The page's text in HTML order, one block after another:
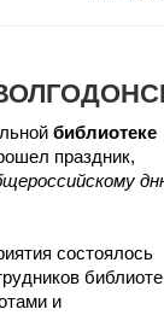
библиотеке
праздник,
состоялось
и